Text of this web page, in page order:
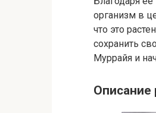
организм в
что это
сохранить
Муррайя и
Описание